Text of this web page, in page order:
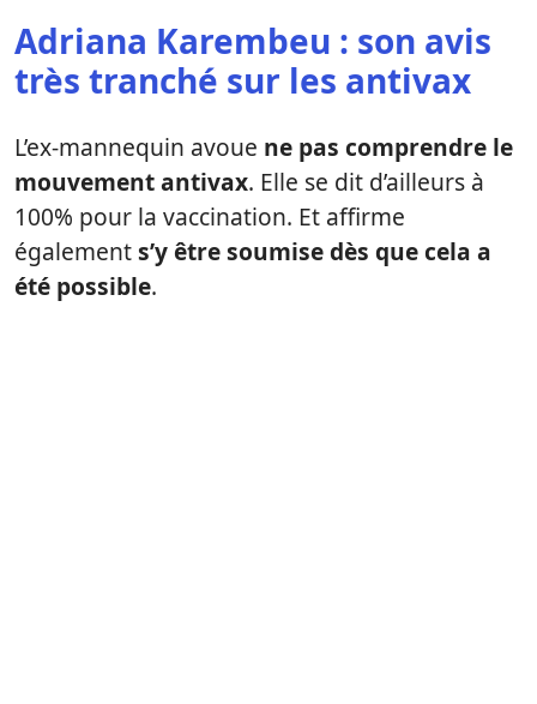
Adriana Karembeu : son avis
très tranché sur les antivax
L’ex-mannequin avoue ne pas comprendre le
mouvement antivax. Elle se dit d’ailleurs à
100% pour la vaccination. Et affirme
égalements’y être soumise dès que cela a
été possible.